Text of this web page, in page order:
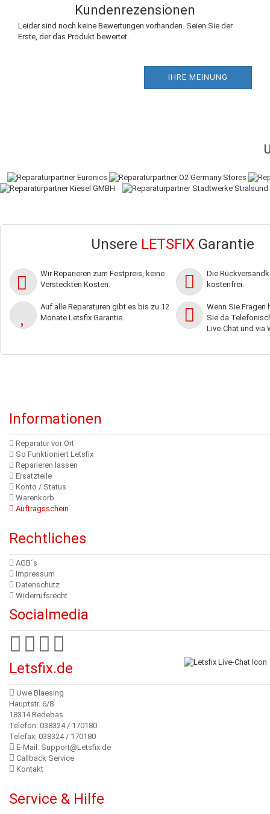
Kundenrezensionen
Leider sind noch keine Bewertungen vorhanden. Seien Sie der
Erste, der das Produkt bewertet.
IHRE MEINUNG
Unsere LETSFIX Garantie
Wir Reparieren zum Festpreis, keine
Versteckten Kosten.
Die
kostenfrei.
Auf alle Reparaturen gibt es bis zu 12
Monate Letsfix Garantie.
Wenn Sie Fragen
Sie da
Live-Chat und via
Informationen
Reparatur vor Ort
So Funktioniert Letsfix
Reparieren lassen
Ersatzteile
Konto / Status
Warenkorb
Auftragsschein
Rechtliches
AGB´s
Impressum
Datenschutz
Widerrufsrecht
Socialmedia
Letsfix.de
Uwe Blaesing
Hauptstr. 6/8
18314 Redebas
Telefon: 038324 / 170180
Telefax: 038324 / 170180
E-Mail: Support@Letsfix.de
Callback Service
Kontakt
Service & Hilfe